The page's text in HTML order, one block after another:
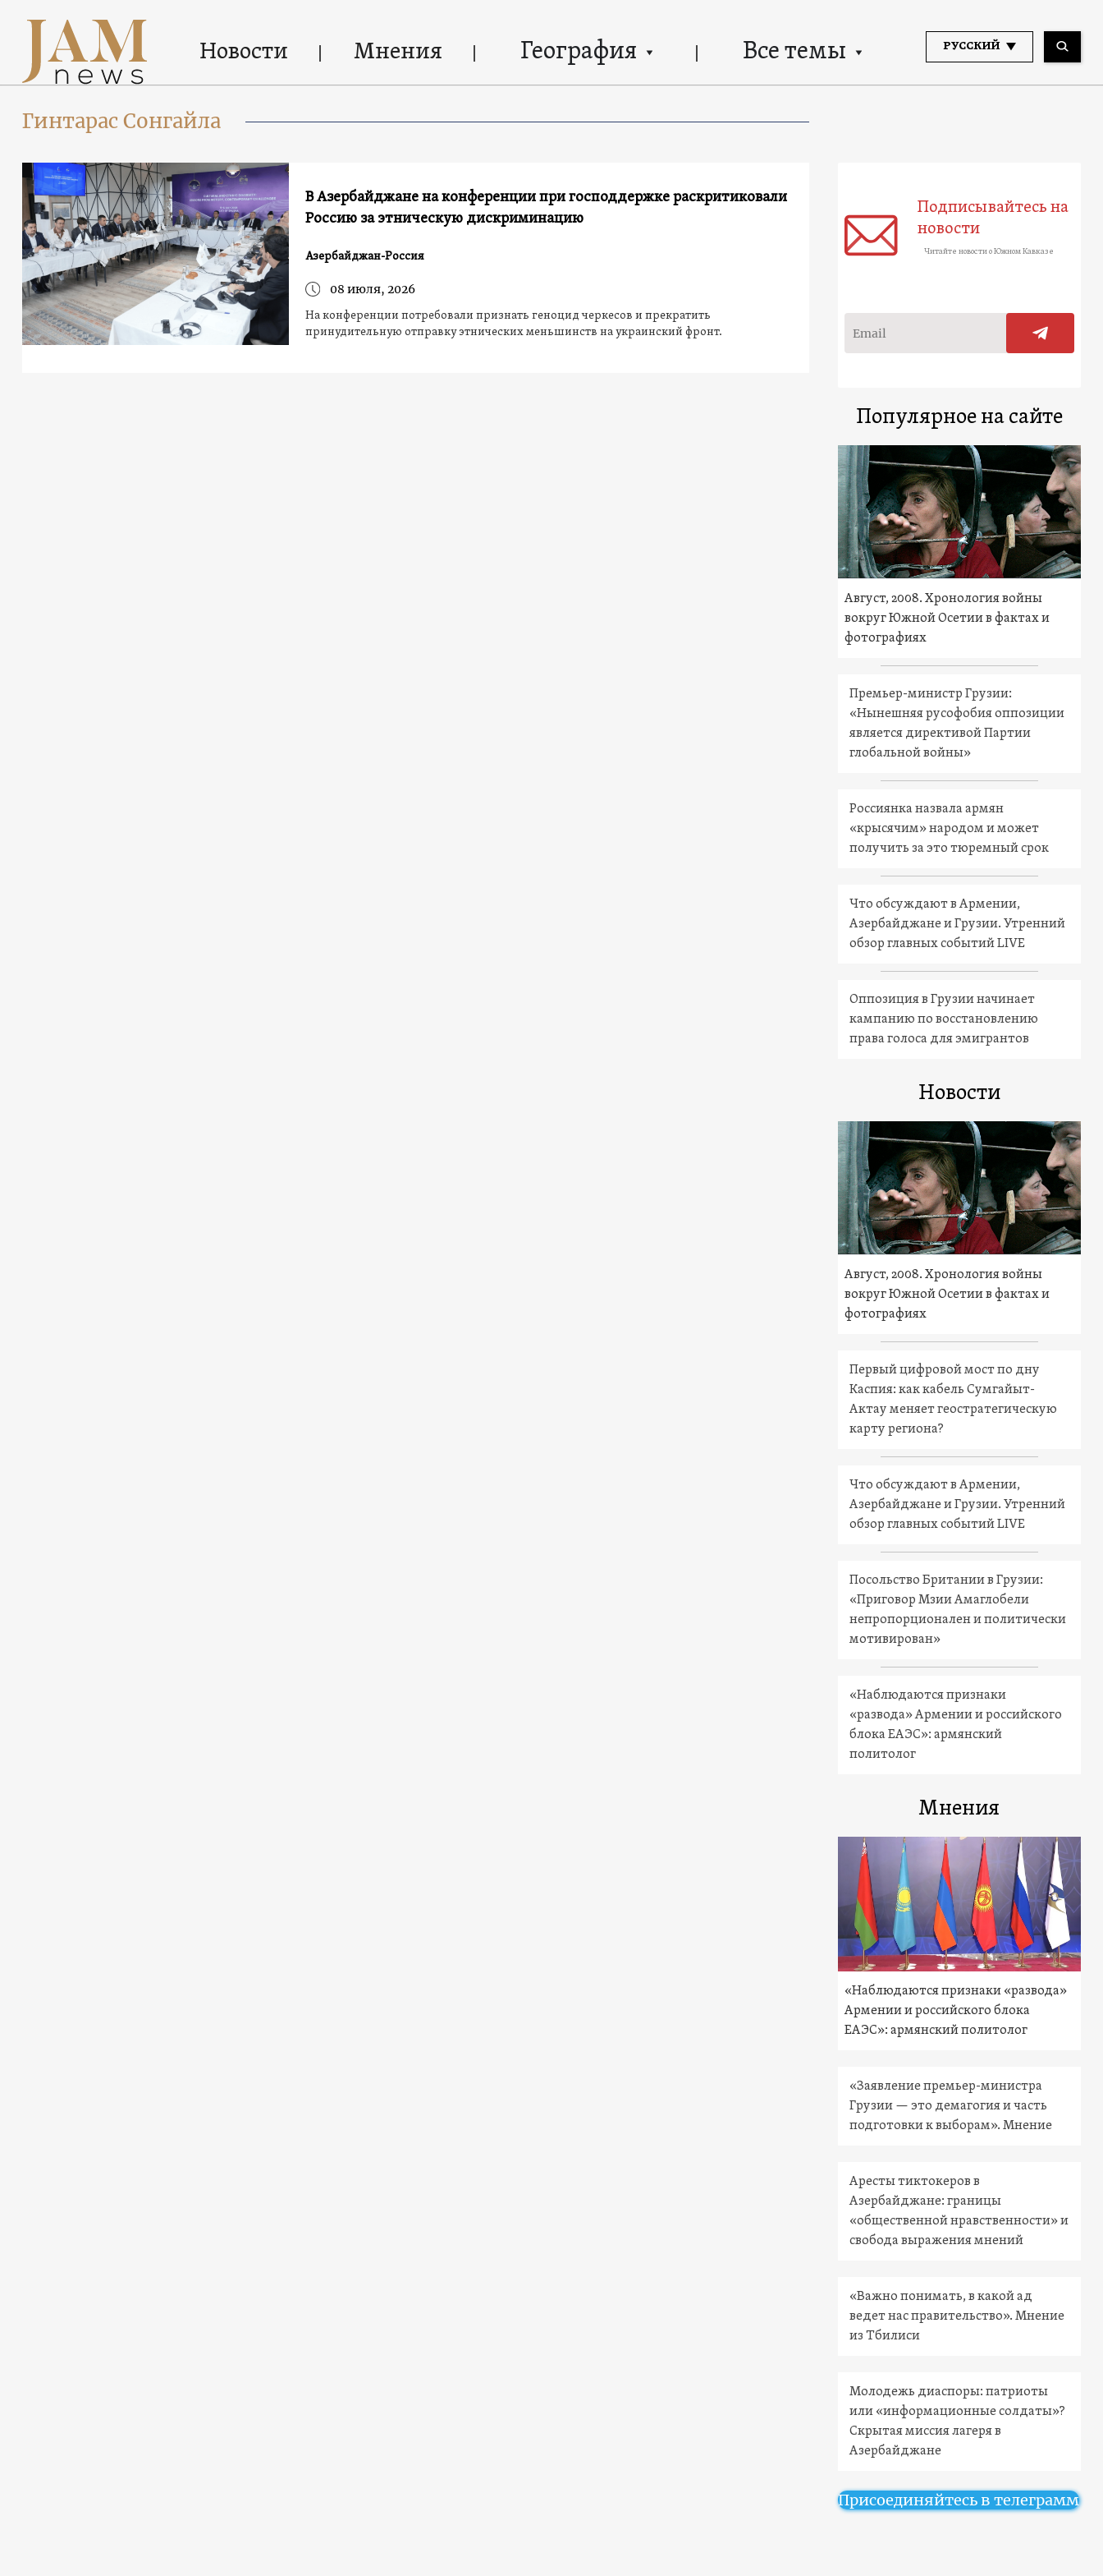
Новости Мнения География Все темы РУССКИЙ
Гинтарас Сонгайла
В Азербайджане на конференции при господдержке раскритиковали
Россию за этническую дискриминацию
Азербайджан-Россия
08 июля, 2026
На конференции потребовали признать геноцид черкесов и прекратить
принудительную отправку этнических меньшинств на украинский фронт.
Подписывайтесь на
новости
Читайте новости о Южном Кавказе
Популярное на сайте
Август, 2008. Хронология войны
вокруг Южной Осетии в фактах и
фотографиях
Премьер-министр Грузии:
«Нынешняя русофобия оппозиции
является директивой Партии
глобальной войны»
Россиянка назвала армян
«крысячим» народом и может
получить за это тюремный срок
Что обсуждают в Армении,
Азербайджане и Грузии. Утренний
обзор главных событий LIVE
Оппозиция в Грузии начинает
кампанию по восстановлению
права голоса для эмигрантов
Новости
Август, 2008. Хронология войны
вокруг Южной Осетии в фактах и
фотографиях
Первый цифровой мост по дну
Каспия: как кабель Сумгайыт-
Актау меняет геостратегическую
карту региона?
Что обсуждают в Армении,
Азербайджане и Грузии. Утренний
обзор главных событий LIVE
Посольство Британии в Грузии:
«Приговор Мзии Амаглобели
непропорционален и политически
мотивирован»
«Наблюдаются признаки
«развода» Армении и российского
блока ЕАЭС»: армянский
политолог
Мнения
«Наблюдаются признаки «развода»
Армении и российского блока
ЕАЭС»: армянский политолог
«Заявление премьер-министра
Грузии — это демагогия и часть
подготовки к выборам». Мнение
Аресты тиктокеров в
Азербайджане: границы
«общественной нравственности» и
свобода выражения мнений
«Важно понимать, в какой ад
ведет нас правительство». Мнение
из Тбилиси
Молодежь диаспоры: патриоты
или «информационные солдаты»?
Скрытая миссия лагеря в
Азербайджане
Присоединяйтесь в телеграмм